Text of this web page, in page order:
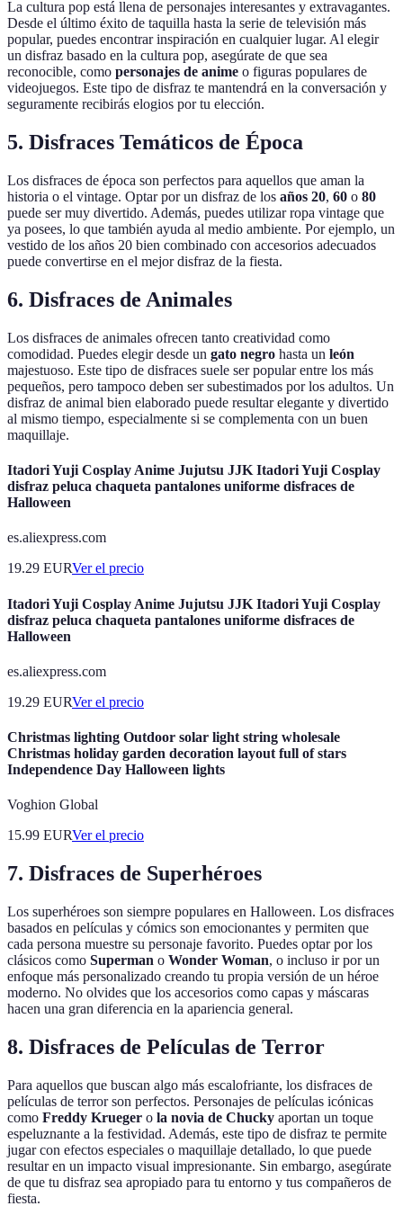
La cultura pop está llena de personajes interesantes y extravagantes.
Desde el último éxito de taquilla hasta la serie de televisión más
popular, puedes encontrar inspiración en cualquier lugar. Al elegir
un disfraz basado en la cultura pop, asegúrate de que sea
reconocible, como personajes de anime o figuras populares de
videojuegos. Este tipo de disfraz te mantendrá en la conversación y
seguramente recibirás elogios por tu elección.
5. Disfraces Temáticos de Época
Los disfraces de época son perfectos para aquellos que aman la
historia o el vintage. Optar por un disfraz de los años 20, 60 o 80
puede ser muy divertido. Además, puedes utilizar ropa vintage que
ya posees, lo que también ayuda al medio ambiente. Por ejemplo, un
vestido de los años 20 bien combinado con accesorios adecuados
puede convertirse en el mejor disfraz de la fiesta.
6. Disfraces de Animales
Los disfraces de animales ofrecen tanto creatividad como
comodidad. Puedes elegir desde un gato negro hasta un león
majestuoso. Este tipo de disfraces suele ser popular entre los más
pequeños, pero tampoco deben ser subestimados por los adultos. Un
disfraz de animal bien elaborado puede resultar elegante y divertido
al mismo tiempo, especialmente si se complementa con un buen
maquillaje.
Itadori Yuji Cosplay Anime Jujutsu JJK Itadori Yuji Cosplay
disfraz peluca chaqueta pantalones uniforme disfraces de
Halloween
es.aliexpress.com
19.29 EURVer el precio
Itadori Yuji Cosplay Anime Jujutsu JJK Itadori Yuji Cosplay
disfraz peluca chaqueta pantalones uniforme disfraces de
Halloween
es.aliexpress.com
19.29 EURVer el precio
Christmas lighting Outdoor solar light string wholesale
Christmas holiday garden decoration layout full of stars
Independence Day Halloween lights
Voghion Global
15.99 EURVer el precio
7. Disfraces de Superhéroes
Los superhéroes son siempre populares en Halloween. Los disfraces
basados en películas y cómics son emocionantes y permiten que
cada persona muestre su personaje favorito. Puedes optar por los
clásicos como Superman o Wonder Woman, o incluso ir por un
enfoque más personalizado creando tu propia versión de un héroe
moderno. No olvides que los accesorios como capas y máscaras
hacen una gran diferencia en la apariencia general.
8. Disfraces de Películas de Terror
Para aquellos que buscan algo más escalofriante, los disfraces de
películas de terror son perfectos. Personajes de películas icónicas
como Freddy Krueger o la novia de Chucky aportan un toque
espeluznante a la festividad. Además, este tipo de disfraz te permite
jugar con efectos especiales o maquillaje detallado, lo que puede
resultar en un impacto visual impresionante. Sin embargo, asegúrate
de que tu disfraz sea apropiado para tu entorno y tus compañeros de
fiesta.